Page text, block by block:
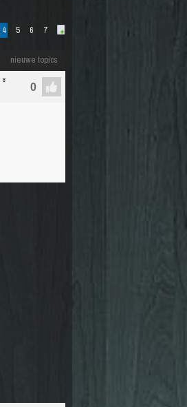
4 5 6 7
nieuwe topics